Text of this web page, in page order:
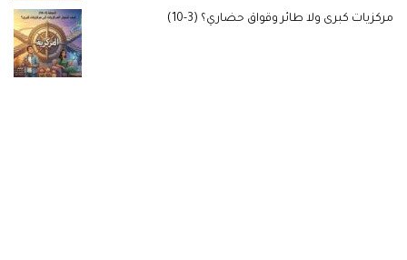
مركزيات كبرى ولا طائر وقواق حضاري؟ (3-10)